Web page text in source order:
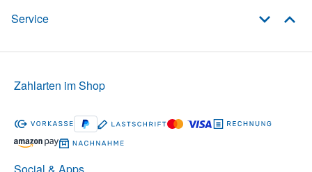
Service
Social & Apps
Zahlarten im Shop